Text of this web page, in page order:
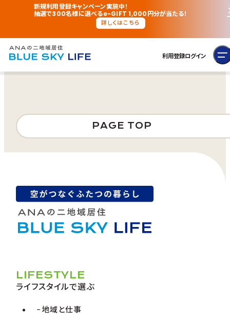
新規利用登録キャンペーン実施中！
抽選で300名様に選べるe-GIFT 1,000円分が当たる！
詳しくはこちら
利用登録ログイン
PAGE TOP
LIFESTYLE
ライフスタイルで選ぶ
地域と仕事